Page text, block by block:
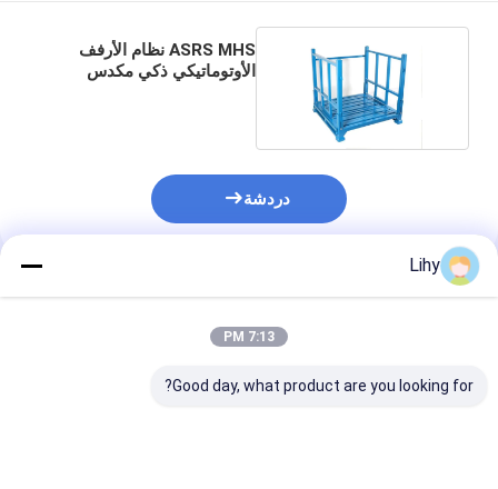
ASRS MHS نظام الأرفف
الأوتوماتيكي ذكي مكدس
دردشة
المنتجات الموصى بها
Lihy
7:13 PM
Good day, what product are you looking for?